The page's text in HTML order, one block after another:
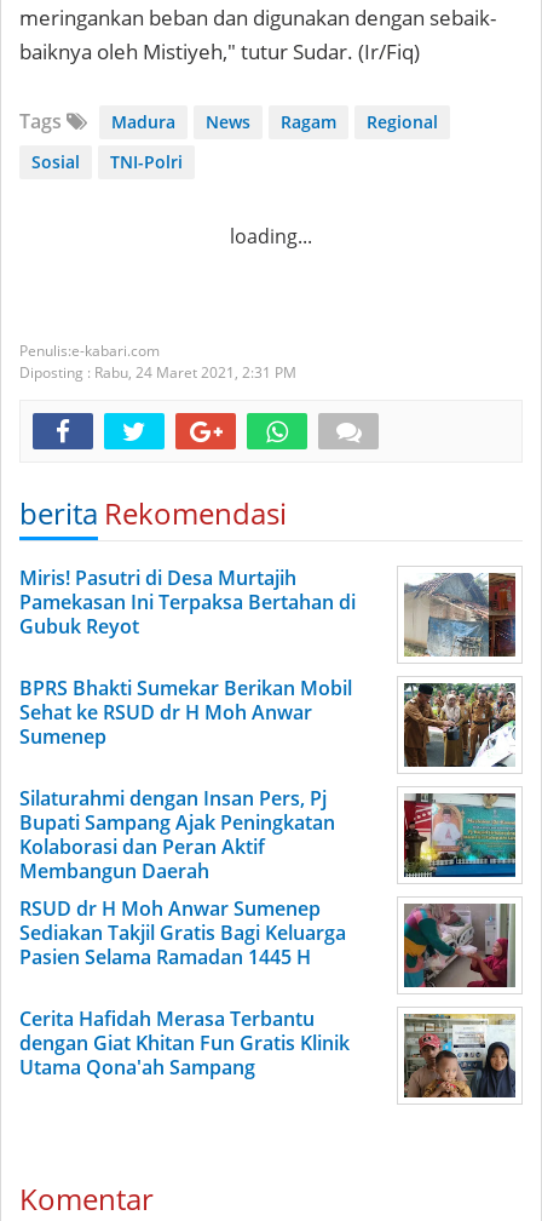
meringankan beban dan digunakan dengan sebaik-
baiknya oleh Mistiyeh," tutur Sudar. (Ir/Fiq)
Tags Madura News Ragam
Regional
Sosial
TNI-Polri
loading...
e-kabari.com
Diposting : Rabu, 24 Maret 2021, 2:31 PM
berita Rekomendasi
Miris! Pasutri di Desa Murtajih
Pamekasan Ini Terpaksa Bertahan di
Gubuk Reyot
BPRS Bhakti Sumekar Berikan Mobil
Sehat ke RSUD dr H Moh Anwar
Sumenep
Silaturahmi dengan Insan Pers, Pj
Bupati Sampang Ajak Peningkatan
Kolaborasi dan Peran Aktif
Membangun Daerah
RSUD dr H Moh Anwar Sumenep
Sediakan Takjil Gratis Bagi Keluarga
Pasien Selama Ramadan 1445 H
Cerita Hafidah Merasa Terbantu
dengan Giat Khitan Fun Gratis Klinik
Utama Qona'ah Sampang
Komentar